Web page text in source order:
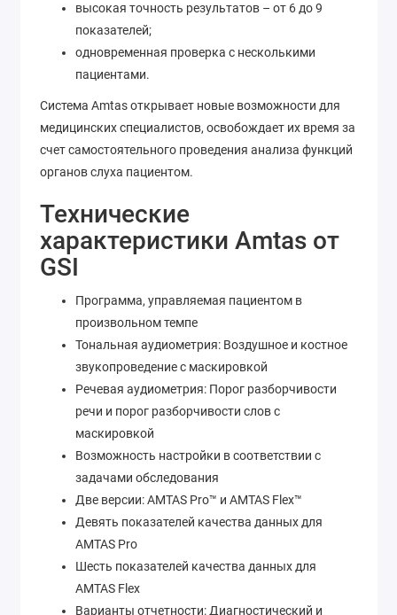
высокая точность результатов – от 6 до 9
показателей;
одновременная проверка с несколькими
пациентами.
Система Аmtas открывает новые возможности для
медицинских специалистов, освобождает их время за
счет самостоятельного проведения анализа функций
органов слуха пациентом.
Технические
характеристики Аmtas от
GSI
Программа, управляемая пациентом в
произвольном темпе
Тональная аудиометрия: Воздушное и костное
звукопроведение с маскировкой
Речевая аудиометрия: Порог разборчивости
речи и порог разборчивости слов с
маскировкой
Возможность настройки в соответствии с
задачами обследования
Две версии: AMTAS Pro™ и AMTAS Flex™
Девять показателей качества данных для
AMTAS Pro
Шесть показателей качества данных для
AMTAS Flex
Варианты отчетности: Диагностический и